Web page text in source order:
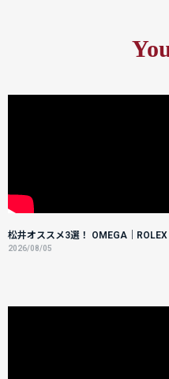
松井オススメ3選！ OMEGA｜ROLEX
2026/08/05